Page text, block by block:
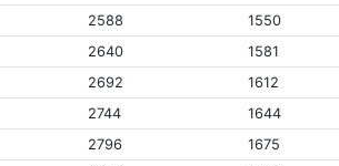
2588 1550
2640 1581
2692 1612
2744 1644
2796 1675